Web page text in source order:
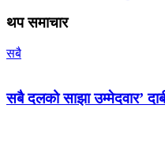
थप समाचार
सबै
सबै दलको साझा उम्मेदवार’